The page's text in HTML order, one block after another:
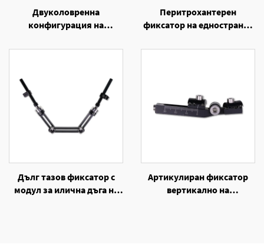
Двуколовренна
конфигурация на
екстерна фиксатор
Перитрохантерен
фиксатор на едностранен
Дълг тазов фиксатор с
модул за илична дъга на
Артикулиран фиксатор
вертикално на